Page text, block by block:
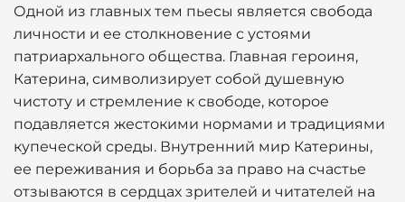
Одной из главных тем пьесы является свобода
личности и ее столкновение с устоями
патриархального общества. Главная героиня,
Катерина, символизирует собой душевную
чистоту и стремление к свободе, которое
подавляется жестокими нормами и традициями
купеческой среды. Внутренний мир Катерины,
ее переживания и борьба за право на счастье
отзываются в сердцах зрителей и читателей на